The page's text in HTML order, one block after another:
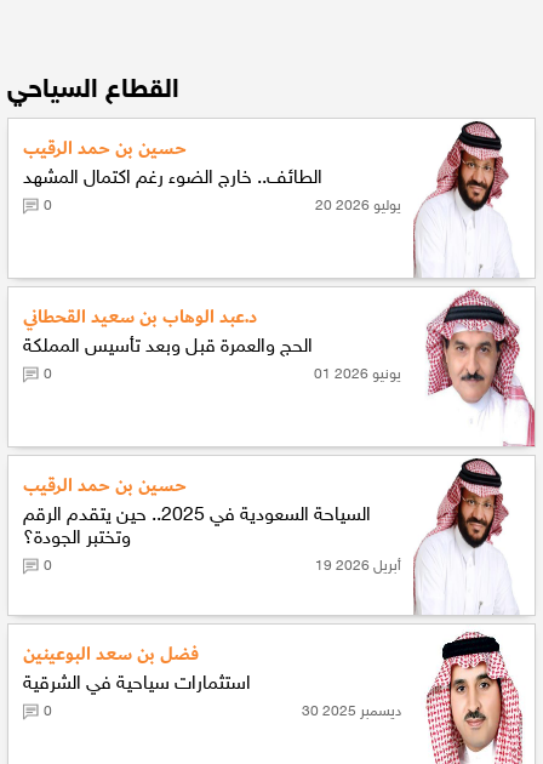
القطاع السياحي
حسين بن حمد الرقيب
الطائف.. خارج الضوء رغم اكتمال المشهد
20 يوليو 2026 0
د.عبد الوهاب بن سعيد القحطاني
الحج والعمرة قبل وبعد تأسيس المملكة
01 يونيو 2026 0
حسين بن حمد الرقيب
السياحة السعودية في 2025.. حين يتقدم الرقم
وتختبر الجودة؟
19 أبريل 2026 0
فضل بن سعد البوعينين
استثمارات سياحية في الشرقية
30 ديسمبر 2025 0